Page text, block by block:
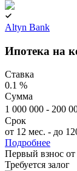
Altyn Bank
Ипотека на
Ставка
0.1 %
Сумма
1 000 000 - 200
Срок
от 12 мес. - до
Подробнее
Первый взнос от
Требуется залог